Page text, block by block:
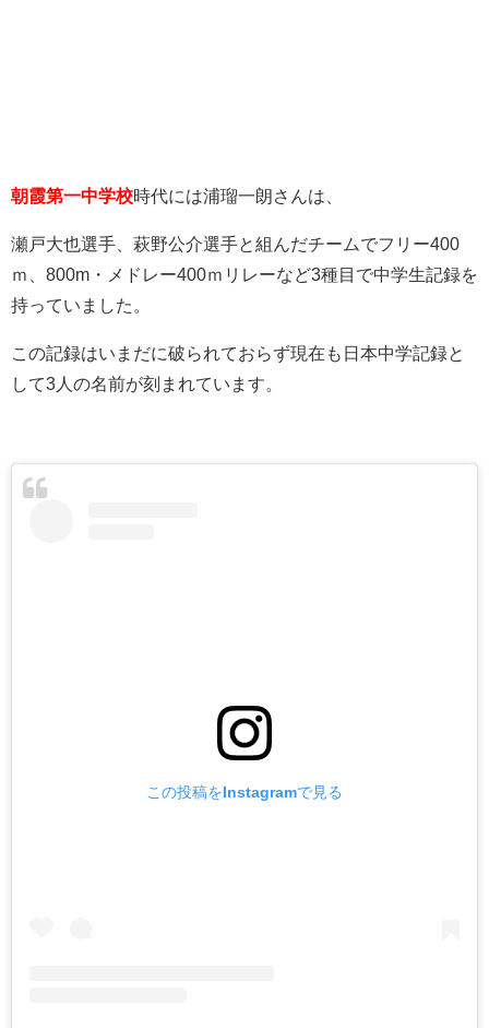
朝霞第一中学校時代には浦瑠一朗さんは、
瀬戸大也選手、萩野公介選手と組んだチームでフリー400
ｍ、800m・メドレー400ｍリレーなど3種目で中学生記録を
持っていました。
この記録はいまだに破られておらず現在も日本中学記録と
して3人の名前が刻まれています。
この投稿をInstagramで見る